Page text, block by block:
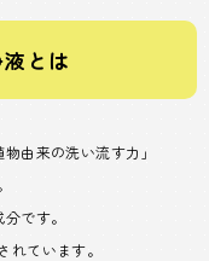
とは
由来の洗い流す力」
です。
ています。